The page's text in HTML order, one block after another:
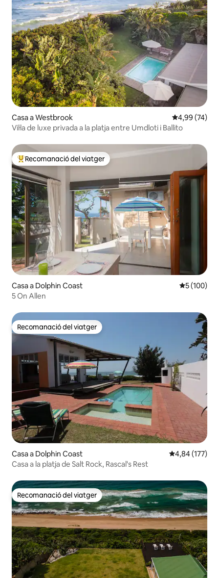
Casa a Westbrook 4,99 de
4,99 (74)
Vil·la de luxe privada a la platja entre Umdloti i Ballito
Principals recomanacions dels viatgers
Recomanació del viatger
Casa a Dolphin Coast 5 de
5 (100)
5 On Allen
Recomanació del viatger
Recomanació del viatger
Casa a Dolphin Coast 4,84 de
4,84 (177)
Casa a la platja de Salt Rock, Rascal's Rest
Recomanació del viatger
Recomanació del viatger